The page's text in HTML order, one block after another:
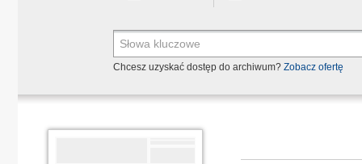
Chcesz uzyskać dostęp do archiwum? Zobacz ofertę